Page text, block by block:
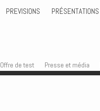
PREVISIONS PRÉSENTATIONS
Offre de test Presse et média